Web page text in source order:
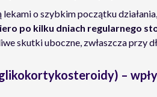
o szybkim początku
po kilku dniach regularnego
skutki uboczne, zwłaszcza przy
–